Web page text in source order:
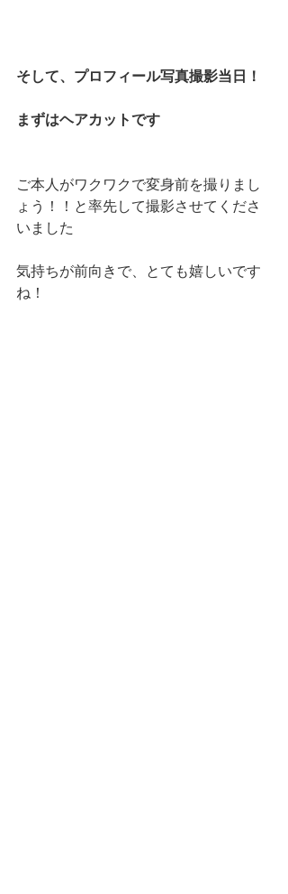
そして、プロフィール写真撮影当日！
まずはヘアカットです
ご本人がワクワクで変身前を撮りまし
ょう！！と率先して撮影させてくださ
いました
気持ちが前向きで、とても嬉しいです
ね！